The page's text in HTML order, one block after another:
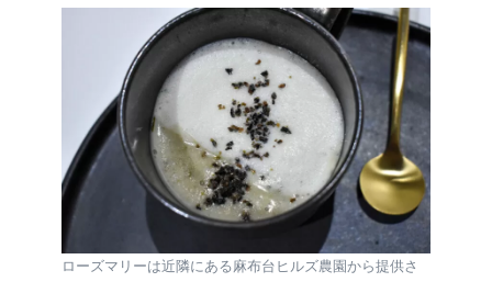
ローズマリーは近隣にある麻布台ヒルズ農園から提供さ